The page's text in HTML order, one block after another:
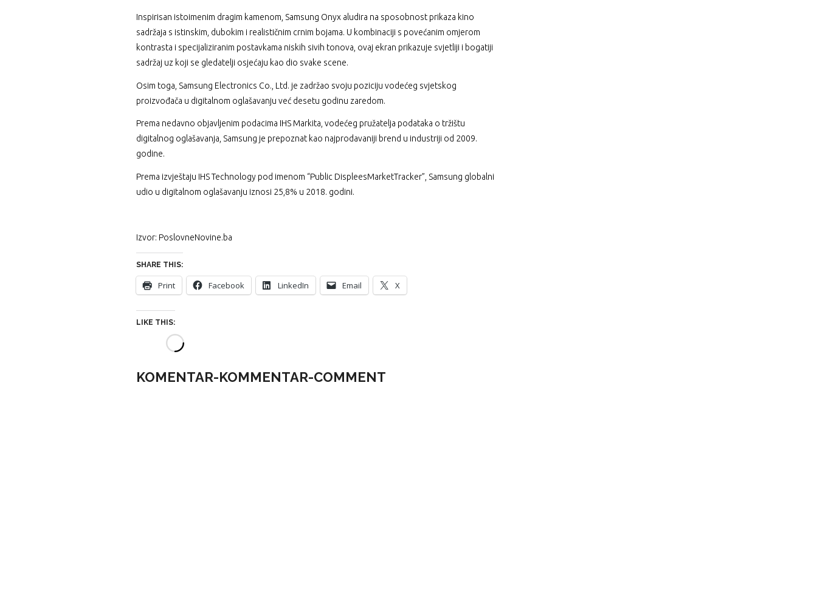
Inspirisan istoimenim dragim kamenom, Samsung Onyx aludira na sposobnost prikaza kino
sadržaja s istinskim, dubokim i realističnim crnim bojama. U kombinaciji s povećanim omjerom
kontrasta i specijaliziranim postavkama niskih sivih tonova, ovaj ekran prikazuje svjetliji i bogatiji
sadržaj uz koji se gledatelji osjećaju kao dio svake scene.
Osim toga, Samsung Electronics Co., Ltd. je zadržao svoju poziciju vodećeg svjetskog
proizvođača u digitalnom oglašavanju već desetu godinu zaredom.
Prema nedavno objavljenim podacima IHS Markita, vodećeg pružatelja podataka o tržištu
digitalnog oglašavanja, Samsung je prepoznat kao najprodavaniji brend u industriji od 2009.
godine.
Prema izvještaju IHS Technology pod imenom “Public DispleesMarketTracker”, Samsung globalni
udio u digitalnom oglašavanju iznosi 25,8% u 2018. godini.
Izvor: PoslovneNovine.ba
SHARE THIS:
Print Facebook LinkedIn Email X
LIKE THIS:
KOMENTAR-KOMMENTAR-COMMENT